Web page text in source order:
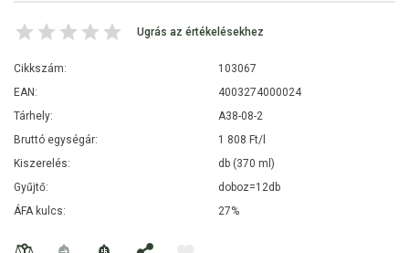
Ugrás az értékelésekhez
Cikkszám:
103067
EAN:
4003274000024
Tárhely:
A38-08-2
Bruttó egységár:
1 808 Ft/l
Kiszerelés:
db (370 ml)
Gyűjtő:
doboz=12db
ÁFA kulcs:
27%